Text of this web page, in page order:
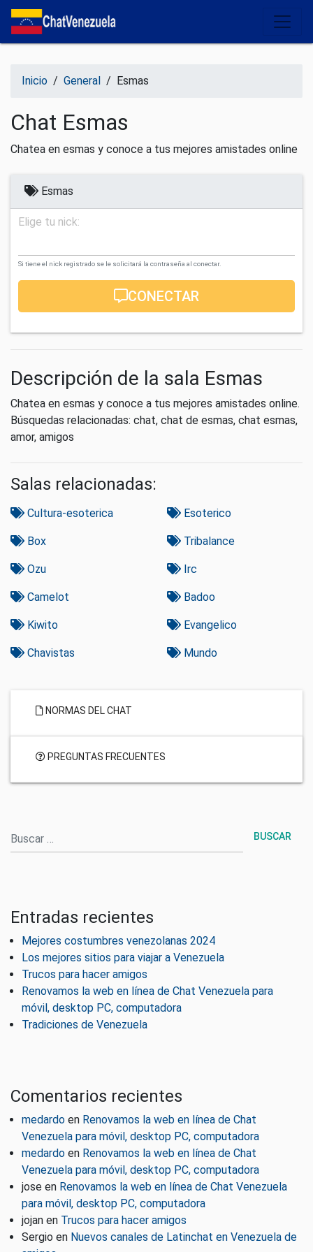
Salir del contenido
Inicio / General / Esmas
Chat Esmas
Chatea en esmas y conoce a tus mejores amistades online
Esmas
Elige tu nick:
Si tiene el nick registrado se le solicitará la contraseña al conectar.
CONECTAR
Descripción de la sala Esmas
Chatea en esmas y conoce a tus mejores amistades online.
Búsquedas relacionadas: chat, chat de esmas, chat esmas,
amor, amigos
Salas relacionadas:
Cultura-esoterica Esoterico
Box Tribalance
Ozu Irc
Camelot Badoo
Kiwito Evangelico
Chavistas Mundo
NORMAS DEL CHAT
PREGUNTAS FRECUENTES
Entradas recientes
Mejores costumbres venezolanas 2024
Los mejores sitios para viajar a Venezuela
Trucos para hacer amigos
Renovamos la web en línea de Chat Venezuela para
móvil, desktop PC, computadora
Tradiciones de Venezuela
Comentarios recientes
medardo en Renovamos la web en línea de Chat
Venezuela para móvil, desktop PC, computadora
medardo en Renovamos la web en línea de Chat
Venezuela para móvil, desktop PC, computadora
jose en Renovamos la web en línea de Chat Venezuela
para móvil, desktop PC, computadora
jojan en Trucos para hacer amigos
Sergio en Nuevos canales de Latinchat en Venezuela de